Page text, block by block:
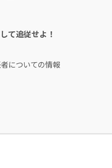
て追従せよ！
についての情報